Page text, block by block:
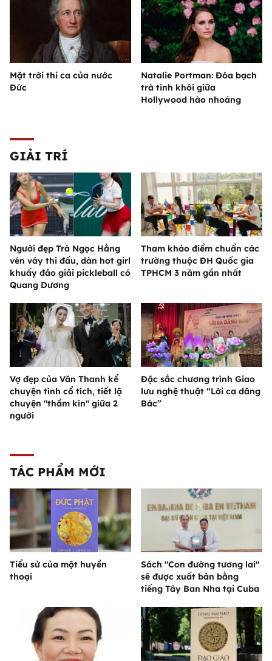
Mặt trời thi ca của nước
Đức
Natalie Portman: Đóa bạch
trà tinh khôi giữa
Hollywood hào nhoáng
GIẢI TRÍ
Người đẹp Trà Ngọc Hằng
vén váy thi đấu, dàn hot girl
khuấy đảo giải pickleball có
Quang Dương
Tham khảo điểm chuẩn các
trường thuộc ĐH Quốc gia
TPHCM 3 năm gần nhất
Vợ đẹp của Văn Thanh kể
chuyện tình cổ tích, tiết lộ
chuyện "thầm kín" giữa 2
người
Đặc sắc chương trình Giao
lưu nghệ thuật “Lời ca dâng
Bác”
TÁC PHẨM MỚI
Tiểu sử của một huyền
thoại
Sách "Con đường tương lai"
sẽ được xuất bản bằng
tiếng Tây Ban Nha tại Cuba